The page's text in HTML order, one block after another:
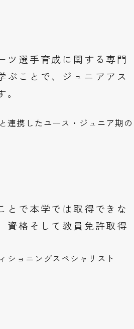
ツ選手育成に関する専門
ぶことで、ジュニアアス
連携したユース・ジュニア期の
とで本学では取得できな
資格そして教員免許取得
ショニングスペシャリスト